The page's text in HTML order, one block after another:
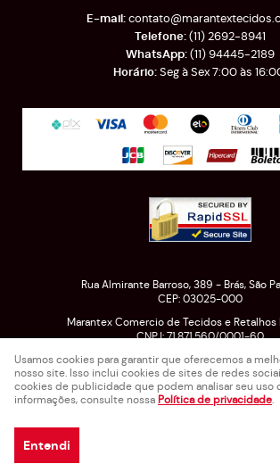
(11)2692-8941
(11)94445-2189
Seg à Sex 7:00 às
Rua Almirante Barroso, 389 - Brás, São
CEP: 03025-000
Marantex Comercio de Tecidos e Retalhos
CNPJ: 71.871.560/0001-60
LOJA VIRTUAL CRIADA POR
Usamos cookies para garantir que oferecemos a
nosso site. Isso inclui cookies de sites de redes
cookies de publicidade que podem analisar seu uso
informações, consulte nossa Política de privacidade.
Entendi